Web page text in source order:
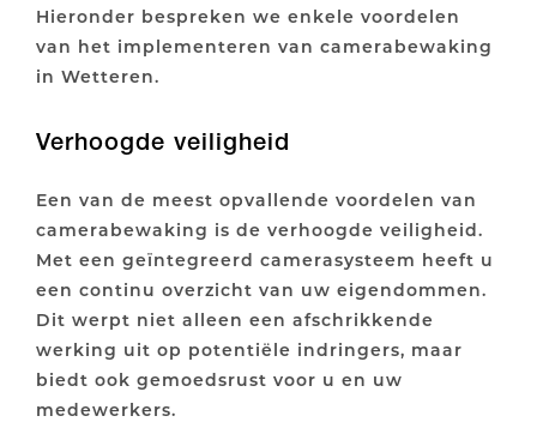
Hieronder bespreken we enkele voordelen
van het implementeren van camerabewaking
in Wetteren.
Verhoogde veiligheid
Een van de meest opvallende voordelen van
camerabewaking is de verhoogde veiligheid.
Met een geïntegreerd camerasysteem heeft u
een continu overzicht van uw eigendommen.
Dit werpt niet alleen een afschrikkende
werking uit op potentiële indringers, maar
biedt ook gemoedsrust voor u en uw
medewerkers.